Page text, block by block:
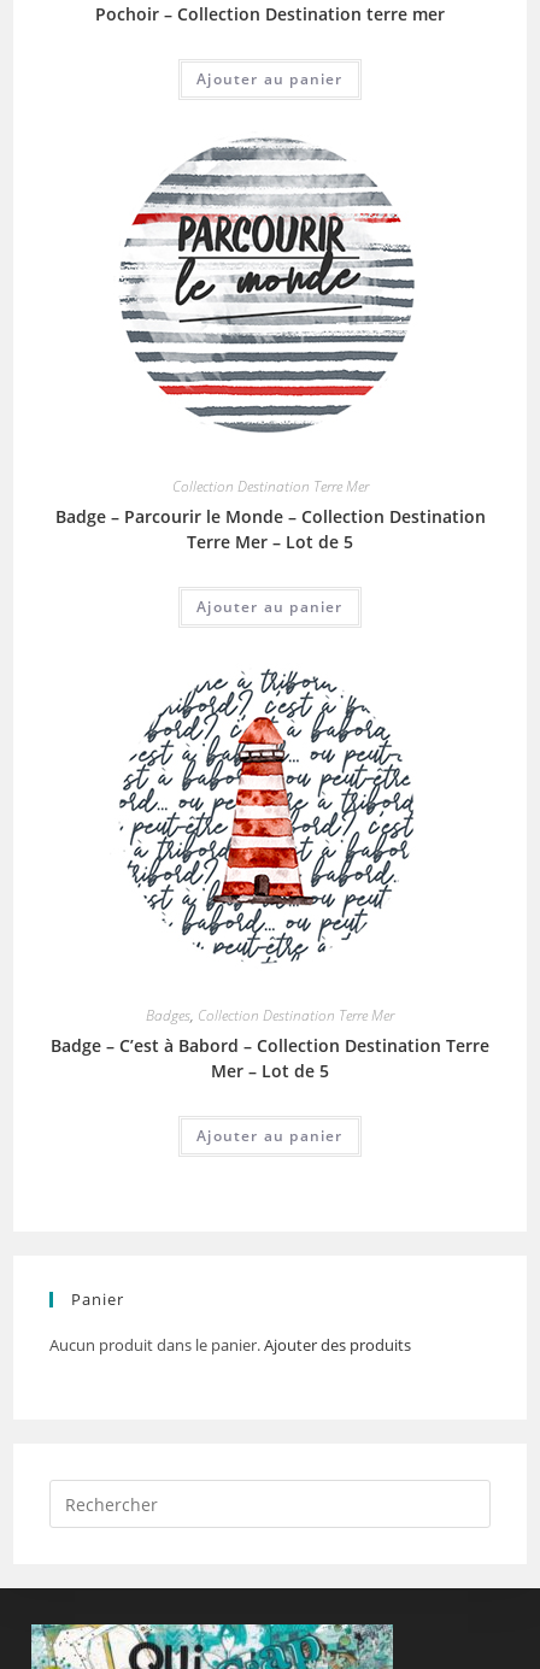
Pochoir – Collection Destination terre mer
Ajouter au panier
Collection Destination Terre Mer
Badge – Parcourir le Monde – Collection Destination
Terre Mer – Lot de 5
Ajouter au panier
Badges, Collection Destination Terre Mer
Badge – C’est à Babord – Collection Destination Terre
Mer – Lot de 5
Ajouter au panier
Panier
Aucun produit dans le panier.Ajouter des produits